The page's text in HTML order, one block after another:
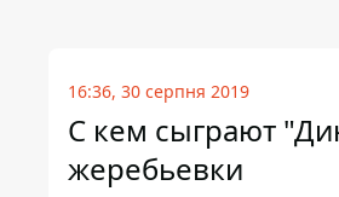
16:36, 30 серпня 2019
С кем сыграют
жеребьевки